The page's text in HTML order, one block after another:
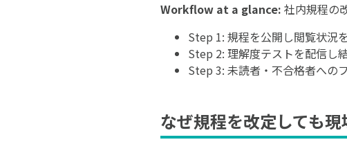
Workflow at a glance: 社内規程の
Step 1: 規程を公開し閲覧状況
Step 2: 理解度テストを配信し
Step 3: 未読者・不合格者への
なぜ規程を改定しても